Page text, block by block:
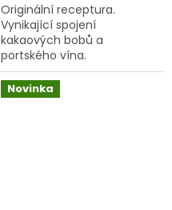
Originální receptura.
Vynikající spojení
kakaových bobů a
portského vína.
Novinka